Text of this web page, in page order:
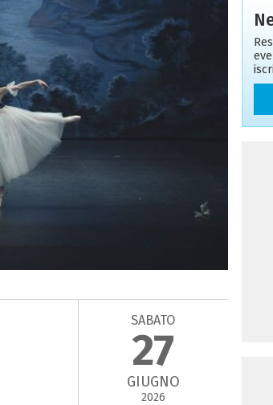
SABATO
27
GIUGNO
2026